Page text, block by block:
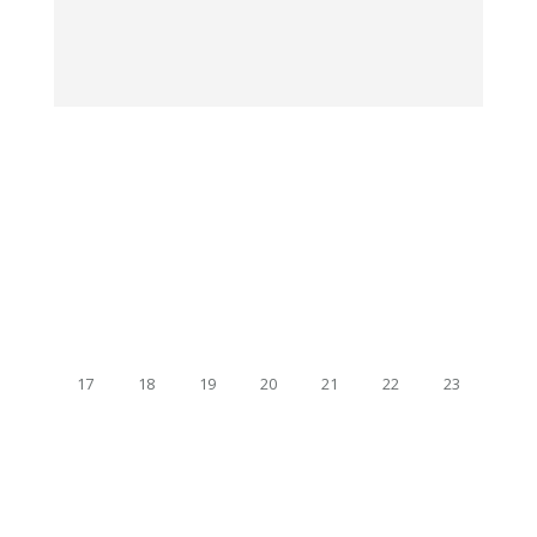
17 18 19 20 21 22 23